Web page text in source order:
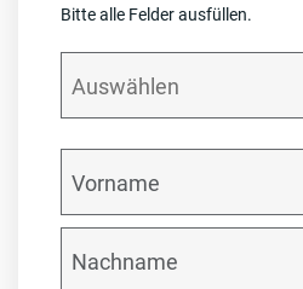
Bitte alle Felder ausfüllen.